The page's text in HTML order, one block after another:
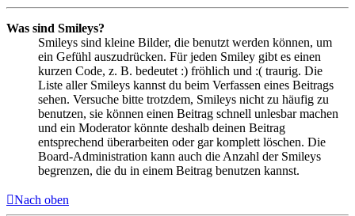
Was sind Smileys?
Smileys sind kleine Bilder, die benutzt werden können, um
ein Gefühl auszudrücken. Für jeden Smiley gibt es einen
kurzen Code, z. B. bedeutet :) fröhlich und :( traurig. Die
Liste aller Smileys kannst du beim Verfassen eines Beitrags
sehen. Versuche bitte trotzdem, Smileys nicht zu häufig zu
benutzen, sie können einen Beitrag schnell unlesbar machen
und ein Moderator könnte deshalb deinen Beitrag
entsprechend überarbeiten oder gar komplett löschen. Die
Board-Administration kann auch die Anzahl der Smileys
begrenzen, die du in einem Beitrag benutzen kannst.
Nach oben